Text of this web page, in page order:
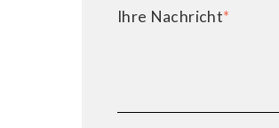
Ihre Nachricht*